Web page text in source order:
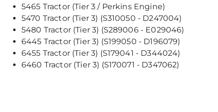
5465 Tractor (Tier 3 / Perkins Engine)
5470 Tractor (Tier 3) (S310050 - D247004)
5480 Tractor (Tier 3) (S289006 - E029046)
6445 Tractor (Tier 3) (S199050 - D196079)
6455 Tractor (Tier 3) (S179041 - D344024)
6460 Tractor (Tier 3) (S170071 - D347062)